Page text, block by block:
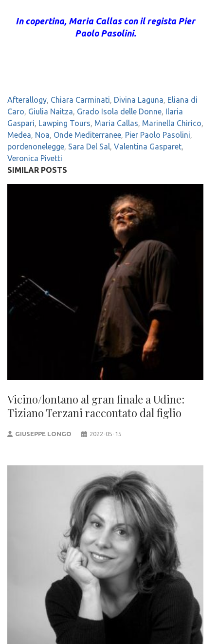
In copertina, Maria Callas con il regista Pier
Paolo Pasolini.
Afterallogy, Chiara Carminati, Divina Laguna, Eliana di
Caro, Giulia Naitza, Grado Isola delle Donne, Ilaria
Gaspari, Lawping Tours, Maria Callas, Marinella Chirico,
Medea, Noa, Onde Mediterranee, Pier Paolo Pasolini,
pordenonelegge, Sara Del Sal, Valentina Gasparet,
Veronica Pivetti
SIMILAR POSTS
Vicino/lontano al gran finale a Udine:
Tiziano Terzani raccontato dal figlio
GIUSEPPE LONGO 2022-05-15